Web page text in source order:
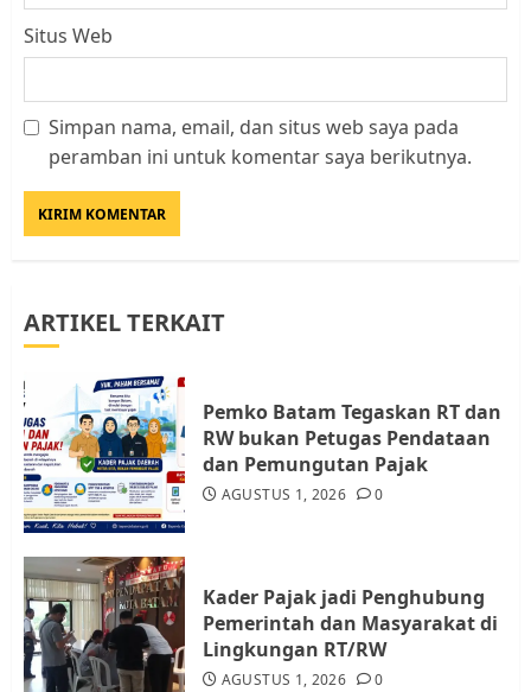
Situs Web
Simpan nama, email, dan situs web saya pada
peramban ini untuk komentar saya berikutnya.
ARTIKEL TERKAIT
Pemko Batam Tegaskan RT dan
RW bukan Petugas Pendataan
dan Pemungutan Pajak
AGUSTUS 1, 2026 0
Kader Pajak jadi Penghubung
Pemerintah dan Masyarakat di
Lingkungan RT/RW
AGUSTUS 1, 2026 0
Datangi Pemko Batam, Warga
4
Warga Rempang Ajukan
Resahkan Warga
JULI 17, 2026 0
5
JULI 15, 2026 0